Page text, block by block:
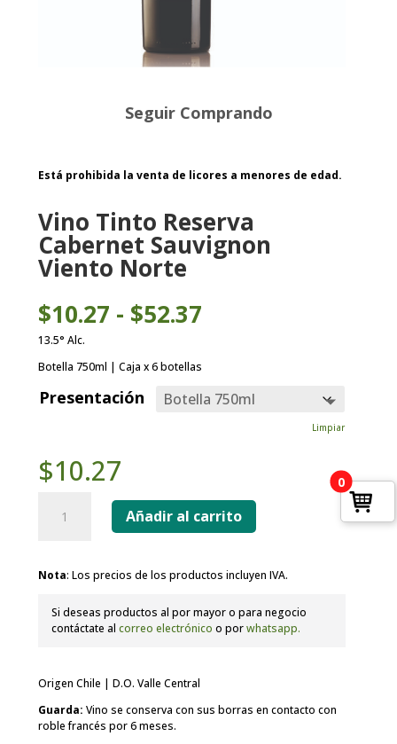
Seguir Comprando
Está prohibida la venta de licores a menores de edad.
Vino Tinto Reserva
Cabernet Sauvignon
Viento Norte
$10.27 - $52.37
hasta
$52.37
13.5° Alc.
Botella 750ml | Caja x 6 botellas
Presentación
Limpiar
$10.27
Tinto
Viento
cantidad
Añadir al carrito
Nota: Los precios de los productos incluyen IVA.
Si deseas productos al por mayor o para negocio
contáctate alcorreo electrónico o porwhatsapp.
Origen Chile | D.O. Valle Central
Guarda: Vino se conserva con sus borras en contacto con
roble francés por 6 meses.
0